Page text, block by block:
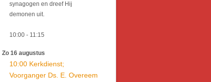
synagogen en dreef Hij
demonen uit.
10:00 - 11:15
Zo 16 augustus
10:00 Kerkdienst;
Voorganger Ds. E. Overeem